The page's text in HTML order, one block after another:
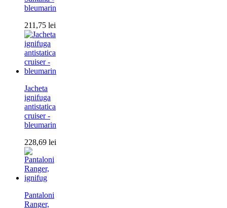
bleumarin
211,75 lei
Jacheta
ignifuga
antistatica
cruiser -
bleumarin
228,69 lei
Pantaloni
Ranger,